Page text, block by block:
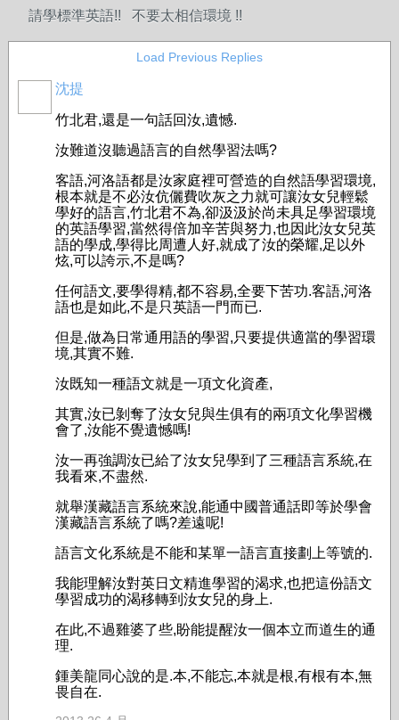
請學標準英語!! 不要太相信環境 !!
Load Previous Replies
沈提
竹北君,還是一句話回汝,遺憾.
汝難道沒聽過語言的自然學習法嗎?
客語,河洛語都是汝家庭裡可營造的自然語學習環境,
根本就是不必汝伉儷費吹灰之力就可讓汝女兒輕鬆
學好的語言,竹北君不為,卻汲汲於尚未具足學習環境
的英語學習,當然得倍加辛苦與努力,也因此汝女兒英
語的學成,學得比周遭人好,就成了汝的榮耀,足以外
炫,可以誇示,不是嗎?
任何語文,要學得精,都不容易,全要下苦功.客語,河洛
語也是如此,不是只英語一門而已.
但是,做為日常通用語的學習,只要提供適當的學習環
境,其實不難.
汝既知一種語文就是一項文化資產,
其實,汝已剝奪了汝女兒與生俱有的兩項文化學習機
會了,汝能不覺遺憾嗎!
汝一再強調汝已給了汝女兒學到了三種語言系統,在
我看來,不盡然.
就舉漢藏語言系統來說,能通中國普通話即等於學會
漢藏語言系統了嗎?差遠呢!
語言文化系統是不能和某單一語言直接劃上等號的.
我能理解汝對英日文精進學習的渴求,也把這份語文
學習成功的渴移轉到汝女兒的身上.
在此,不過雞婆了些,盼能提醒汝一個本立而道生的通
理.
鍾美龍同心說的是.本,不能忘,本就是根,有根有本,無
畏自在.